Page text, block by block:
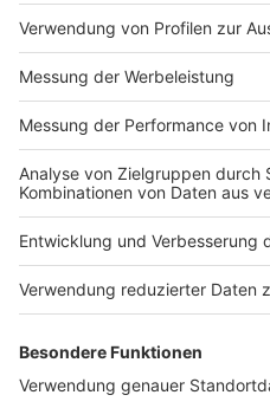
Impressum
Nutzungsbedingungen
Jobs
Presse
Werben
Archiv
ANTENNE BAYERN GROUP